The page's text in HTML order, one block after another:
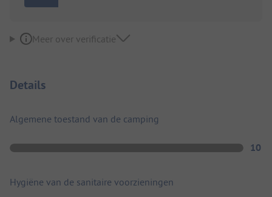
Meer over verificatie
Details
Algemene toestand van de camping
10
Hygiëne van de sanitaire voorzieningen